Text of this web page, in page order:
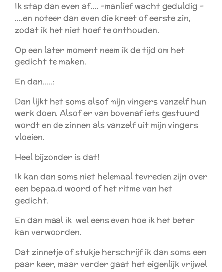
Ik stap dan even af.... -manlief wacht geduldig -
....en noteer dan even die kreet of eerste zin,
zodat ik het niet hoef te onthouden.
Op een later moment neem ik de tijd om het
gedicht te maken.
En dan.....:
Dan lijkt het soms alsof mijn vingers vanzelf hun
werk doen. Alsof er van bovenaf iets gestuurd
wordt en de zinnen als vanzelf uit mijn vingers
vloeien.
Heel bijzonder is dat!
Ik kan dan soms niet helemaal tevreden zijn over
een bepaald woord of het ritme van het
gedicht.
En dan maal ik wel eens even hoe ik het beter
kan verwoorden.
Dat zinnetje of stukje herschrijf ik dan soms een
paar keer, maar verder gaat het eigenlijk vrijwel